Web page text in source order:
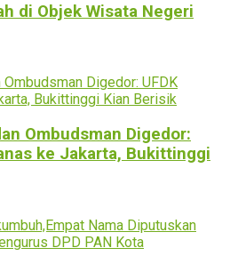
di Objek Wisata Negeri
Ombudsman Digedor:
ke Jakarta, Bukittinggi